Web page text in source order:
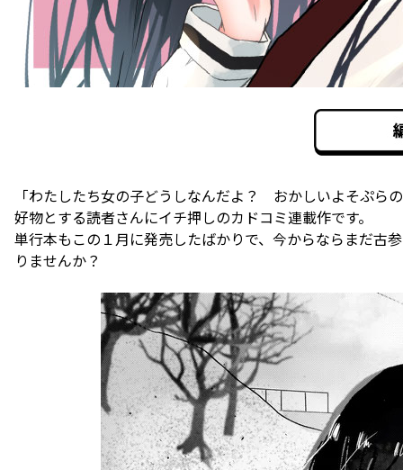
「わたしたち女の子どうしなんだよ？ おかしいよそぷら
好物とする読者さんにイチ押しのカドコミ連載作です。
単行本もこの１月に発売したばかりで、今からならまだ古
りませんか？